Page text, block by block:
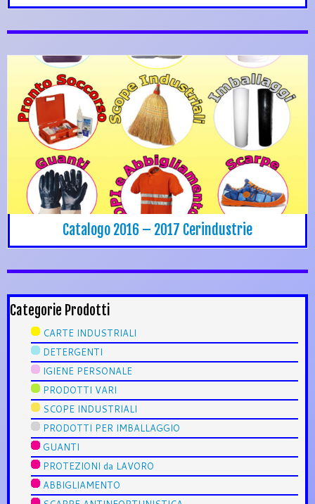
Catalogo 2016 – 2017 Cerindustrie
Categorie Prodotti
CARTE INDUSTRIALI
DETERGENTI
IGIENE PERSONALE
PRODOTTI VARI
SCOPE INDUSTRIALI
PRODOTTI PER IMBALLAGGIO
GUANTI
PROTEZIONI da LAVORO
ABBIGLIAMENTO